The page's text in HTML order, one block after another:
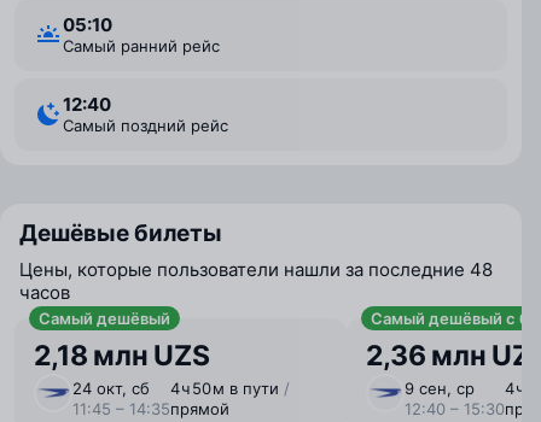
05:10
Самый ранний рейс
12:40
Самый поздний рейс
Дешёвые билеты
Цены, которые пользователи нашли за последние 48
часов
Самый дешёвый
2,18 млн UZS
24 окт, сб
11:45 – 14:35
4 ⁠ч 50 ⁠м в пути /
прямой
Самый дешёвый с
2,36 млн
9 сен, ср
12:40 – 15:30
4 ⁠ч